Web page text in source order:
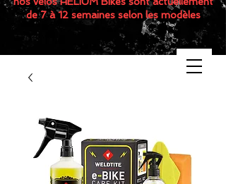
de 7 à 12 semaines selon les modèles